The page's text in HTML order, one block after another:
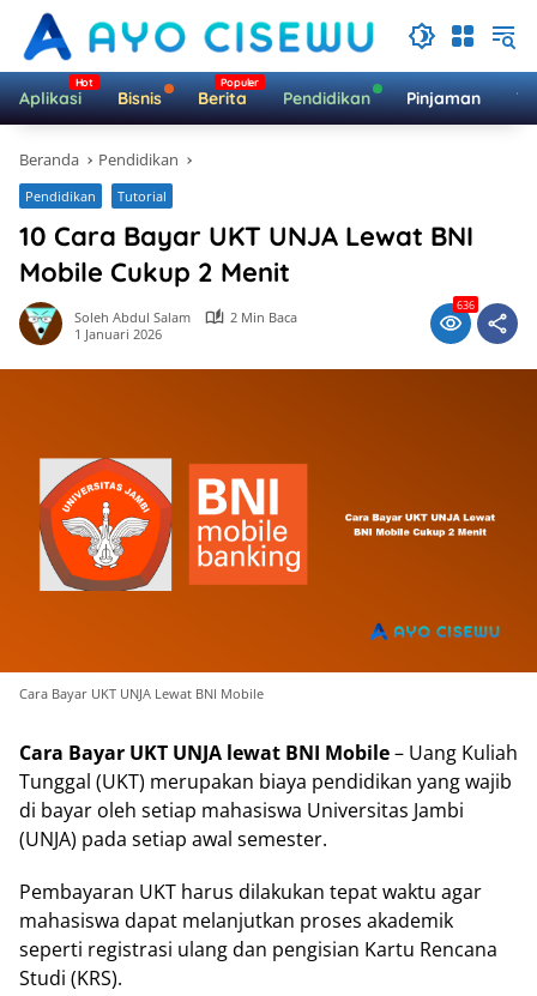
Langsung
konten
Aplikasi Bisnis Berita Pendidikan Pinjaman
Beranda Pendidikan
Pendidikan Tutorial
10 Cara Bayar UKT UNJA Lewat BNI
Mobile Cukup 2 Menit
Soleh Abdul Salam
2 Min Baca
1 Januari 2026
636
Cara Bayar UKT UNJA Lewat BNI Mobile
Cara Bayar UKT UNJA lewat BNI Mobile– Uang Kuliah
Tunggal (UKT) merupakan biaya pendidikan yang wajib
di bayar oleh setiap mahasiswa Universitas Jambi
(UNJA) pada setiap awal semester.
Pembayaran UKT harus dilakukan tepat waktu agar
mahasiswa dapat melanjutkan proses akademik
seperti registrasi ulang dan pengisian Kartu Rencana
Studi (KRS).